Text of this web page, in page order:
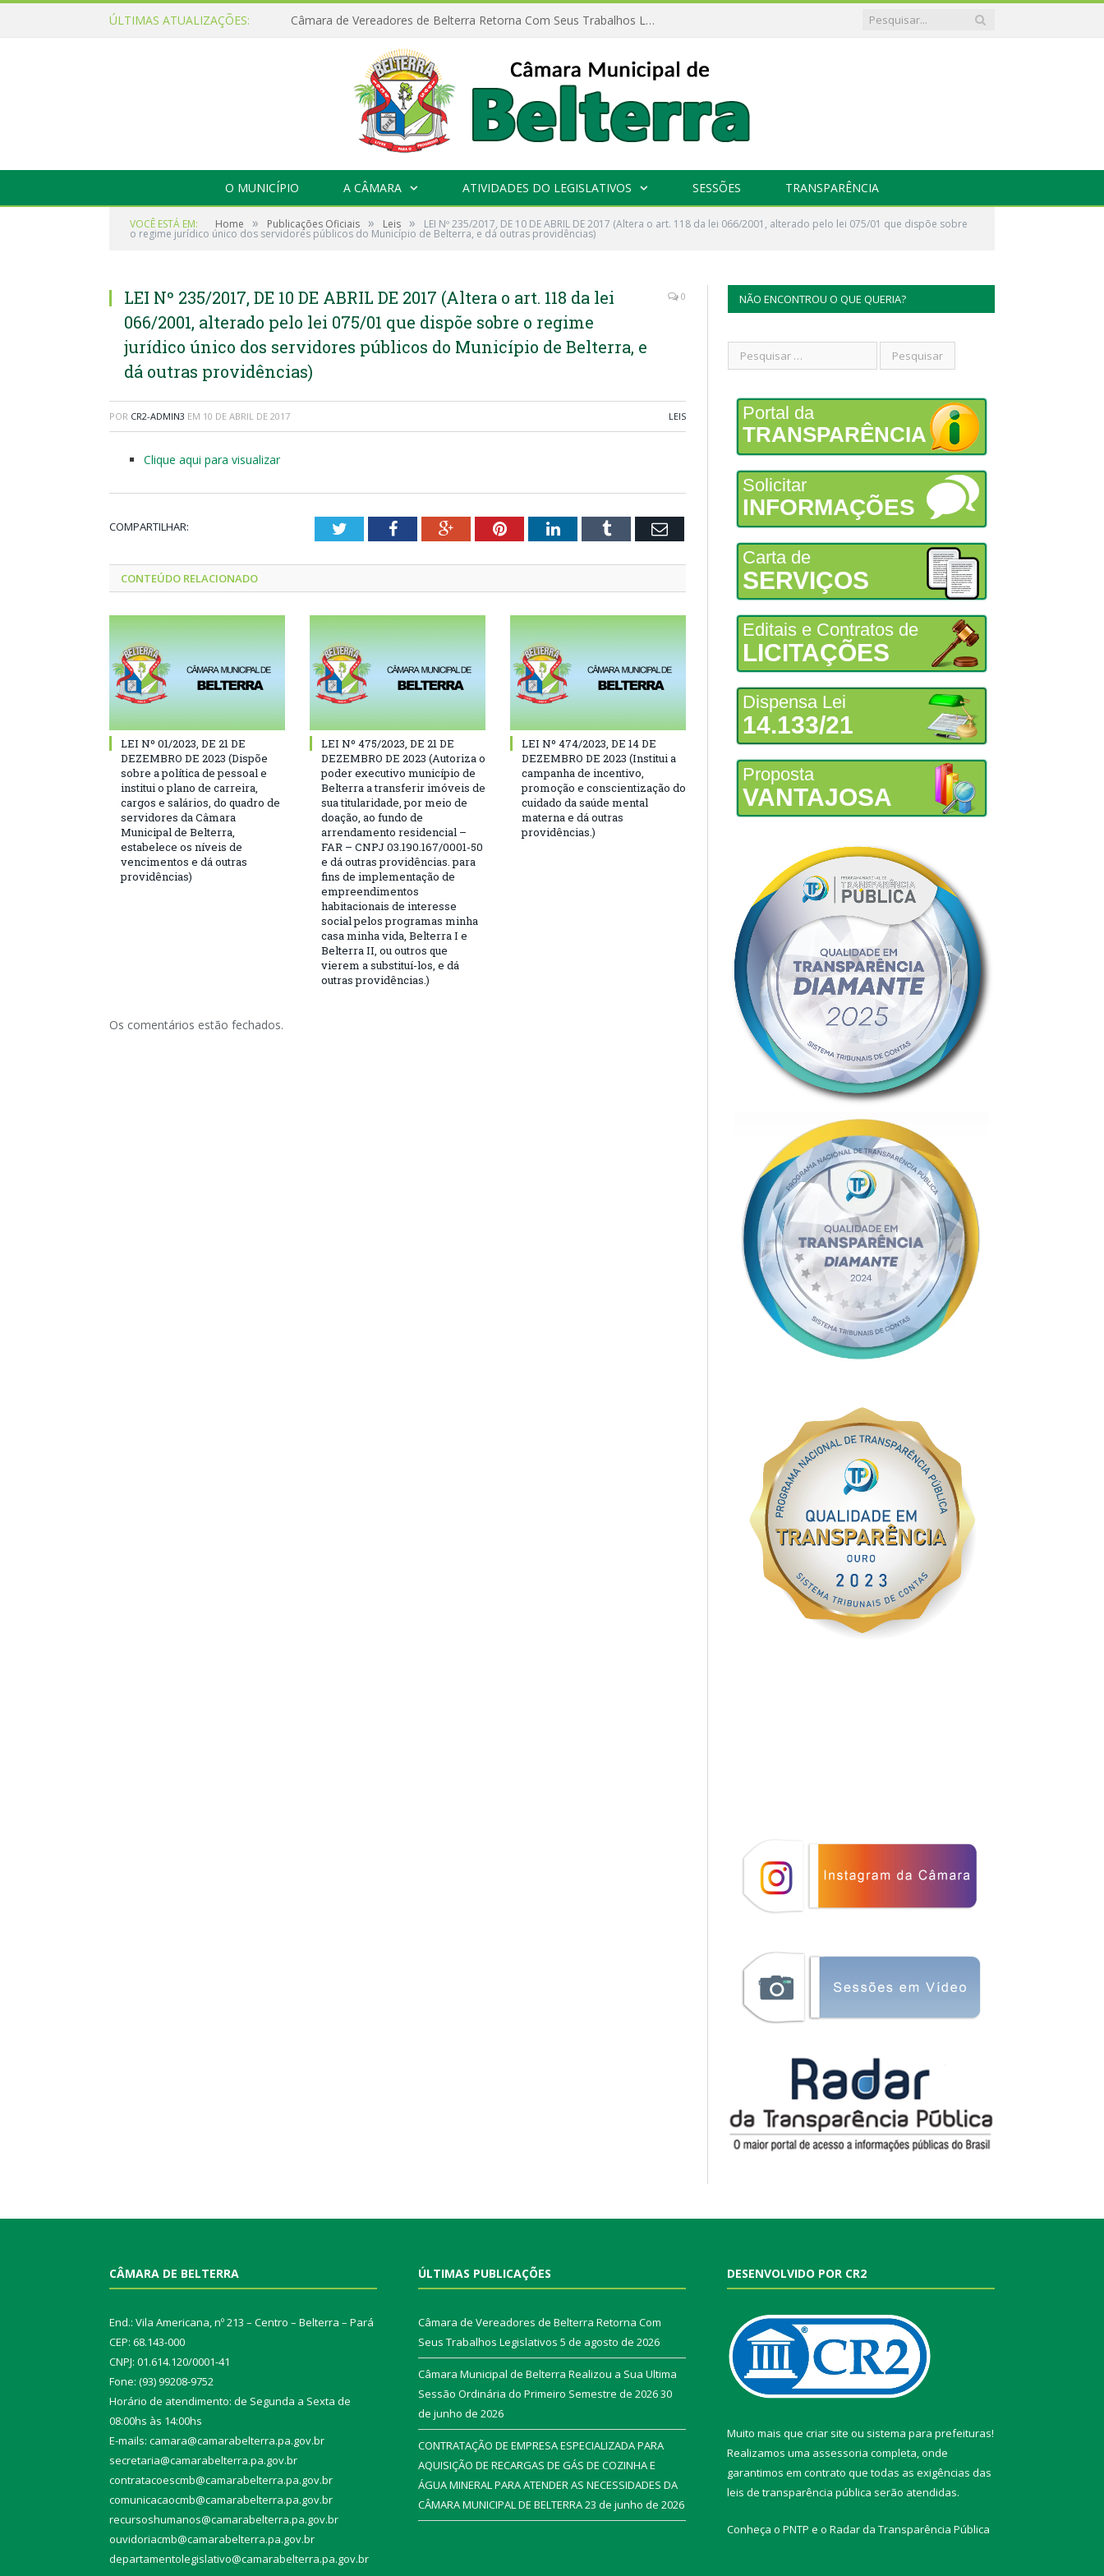
ÚLTIMAS ATUALIZAÇÕES: Câmara de Vereadores de Belterra Retorna Com Seus Trabalhos Legislativos
O MUNICÍPIO A CÂMARA ATIVIDADES DO LEGISLATIVOS SESSÕES TRANSPARÊNCIA
VOCÊ ESTÁ EM: Home » Publicações Oficiais » Leis » LEI Nº 235/2017, DE 10 DE ABRIL DE 2017 (Altera o art. 118 da lei 066/2001, alterado pelo lei 075/01 que dispõe sobre
o regime jurídico único dos servidores públicos do Município de Belterra, e dá outras providências)
LEI Nº 235/2017, DE 10 DE ABRIL DE 2017 (Altera o art. 118 da lei
066/2001, alterado pelo lei 075/01 que dispõe sobre o regime
jurídico único dos servidores públicos do Município de Belterra, e
dá outras providências)
0
POR CR2-ADMIN3 EM 10 DE ABRIL DE 2017 LEIS
Clique aqui para visualizar
COMPARTILHAR: TwitterFacebookGoogle+PinterestLinkedInTumblr Email
CONTEÚDO RELACIONADO
LEI Nº 01/2023, DE 21 DE
DEZEMBRO DE 2023 (Dispõe
sobre a política de pessoal e
institui o plano de carreira,
cargos e salários, do quadro de
servidores da Câmara
Municipal de Belterra,
estabelece os níveis de
vencimentos e dá outras
providências)
LEI Nº 475/2023, DE 21 DE
DEZEMBRO DE 2023 (Autoriza o
poder executivo município de
Belterra a transferir imóveis de
sua titularidade, por meio de
doação, ao fundo de
arrendamento residencial –
FAR – CNPJ 03.190.167/0001-50
e dá outras providências. para
fins de implementação de
empreendimentos
habitacionais de interesse
social pelos programas minha
casa minha vida, Belterra I e
Belterra II, ou outros que
vierem a substituí-los, e dá
outras providências.)
LEI Nº 474/2023, DE 14 DE
DEZEMBRO DE 2023 (Institui a
campanha de incentivo,
promoção e conscientização do
cuidado da saúde mental
materna e dá outras
providências.)
Os comentários estão fechados.
NÃO ENCONTROU O QUE QUERIA?
Portal da
TRANSPARÊNCIA
Solicitar
INFORMAÇÕES
Carta de
SERVIÇOS
Editais e Contratos de
LICITAÇÕES
Dispensa Lei
14.133/21
Proposta
VANTAJOSA
CÂMARA DE BELTERRA
End.: Vila Americana, nº 213 – Centro – Belterra – Pará
CEP: 68.143-000
CNPJ: 01.614.120/0001-41
Fone: (93) 99208-9752
Horário de atendimento: de Segunda a Sexta de
08:00hs às 14:00hs
E-mails: camara@camarabelterra.pa.gov.br
secretaria@camarabelterra.pa.gov.br
contratacoescmb@camarabelterra.pa.gov.br
comunicacaocmb@camarabelterra.pa.gov.br
recursoshumanos@camarabelterra.pa.gov.br
ouvidoriacmb@camarabelterra.pa.gov.br
departamentolegislativo@camarabelterra.pa.gov.br
ÚLTIMAS PUBLICAÇÕES
Câmara de Vereadores de Belterra Retorna Com
Seus Trabalhos Legislativos 5 de agosto de 2026
Câmara Municipal de Belterra Realizou a Sua Ultima
Sessão Ordinária do Primeiro Semestre de 202630
de junho de 2026
CONTRATAÇÃO DE EMPRESA ESPECIALIZADA PARA
AQUISIÇÃO DE RECARGAS DE GÁS DE COZINHA E
ÁGUA MINERAL PARA ATENDER AS NECESSIDADES DA
CÂMARA MUNICIPAL DE BELTERRA23 de junho de 2026
DESENVOLVIDO POR CR2
Muito mais que criar site ou sistema para prefeituras!
Realizamos uma assessoria completa, onde
garantimos em contrato que todas as exigências das
leis de transparência pública serão atendidas.
Conheça o PNTP e o Radar da Transparência Pública